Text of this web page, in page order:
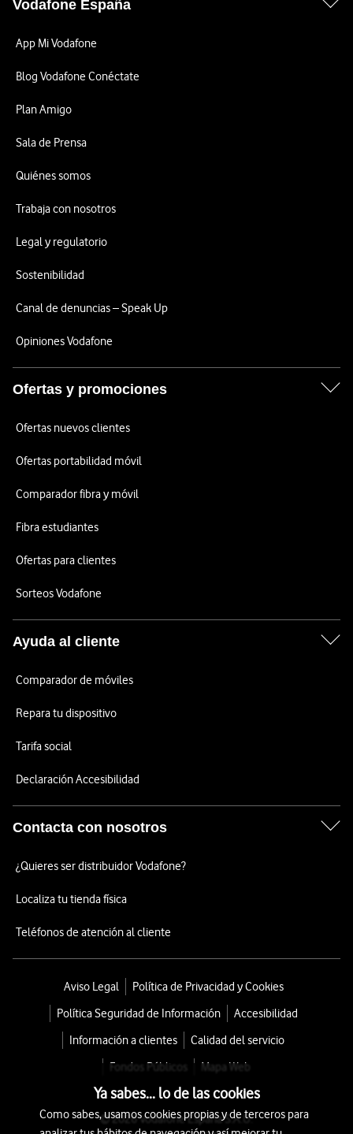
Vodafone España
App Mi Vodafone
Blog Vodafone Conéctate
Plan Amigo
Sala de Prensa
Quiénes somos
Trabaja con nosotros
Legal y regulatorio
Sostenibilidad
Canal de denuncias – Speak Up
Opiniones Vodafone
Ofertas y promociones
Ofertas nuevos clientes
Ofertas portabilidad móvil
Comparador fibra y móvil
Fibra estudiantes
Ofertas para clientes
Sorteos Vodafone
Ayuda al cliente
Comparador de móviles
Repara tu dispositivo
Tarifa social
Declaración Accesibilidad
Contacta con nosotros
¿Quieres ser distribuidor Vodafone?
Localiza tu tienda física
Teléfonos de atención al cliente
Aviso Legal
Política de Privacidad y Cookies
Política Seguridad de Información
Accesibilidad
Información a clientes
Calidad del servicio
Fondos Públicos
Mapa Web
© 2026 Vodafone España S.A.U.
Ya sabes... lo de las cookies
Como sabes, usamos cookies propias y de terceros para